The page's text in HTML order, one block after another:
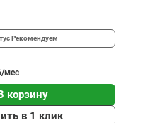
Рекомендуем
мес
корзину
в 1 клик